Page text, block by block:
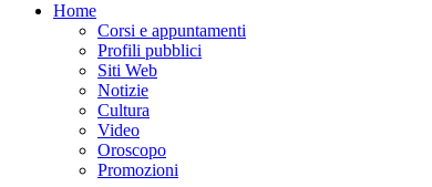
Home
Corsi e appuntamenti
Profili pubblici
Siti Web
Notizie
Cultura
Video
Oroscopo
Promozioni